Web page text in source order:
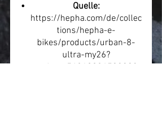
Quelle:
https://hepha.com/de/collec
tions/hepha-e-
bikes/products/urban-8-
ultra-my26?
variant=54319084503308